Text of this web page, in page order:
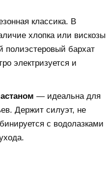
классика. В
хлопка или вискозы
полиэстеровый бархат
электризуется и
— идеальна для
Держит силуэт, не
с водолазками